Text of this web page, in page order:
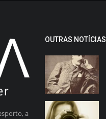
a
OUTRAS NOTÍCIAS